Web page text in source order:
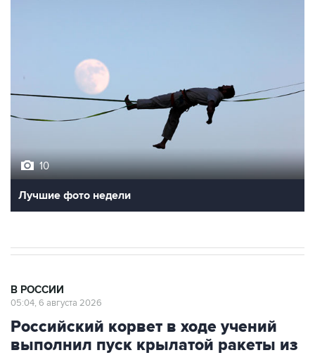
Лучшие фото недели
Российский корвет в ходе учений
выполнил пуск крылатой ракеты из
Авачинского залива